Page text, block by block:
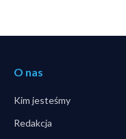
O nas
Kim jesteśmy
Redakcja